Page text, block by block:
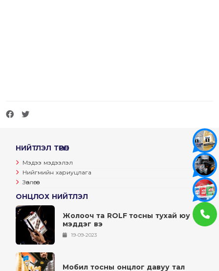
НИЙТЛЭЛ ТӨРӨЛ
Мэдээ мэдээлэл
Нийгмийн хариуцлага
Зөвлөгөө
ОНЦЛОХ НИЙТЛЭЛ
Жолооч та ROLF тосны тухай юу
мэддэг вэ
19-09-2023
Мобил тосны онцлог давуу тал